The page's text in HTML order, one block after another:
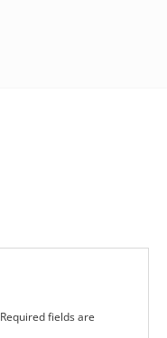
Required fields are